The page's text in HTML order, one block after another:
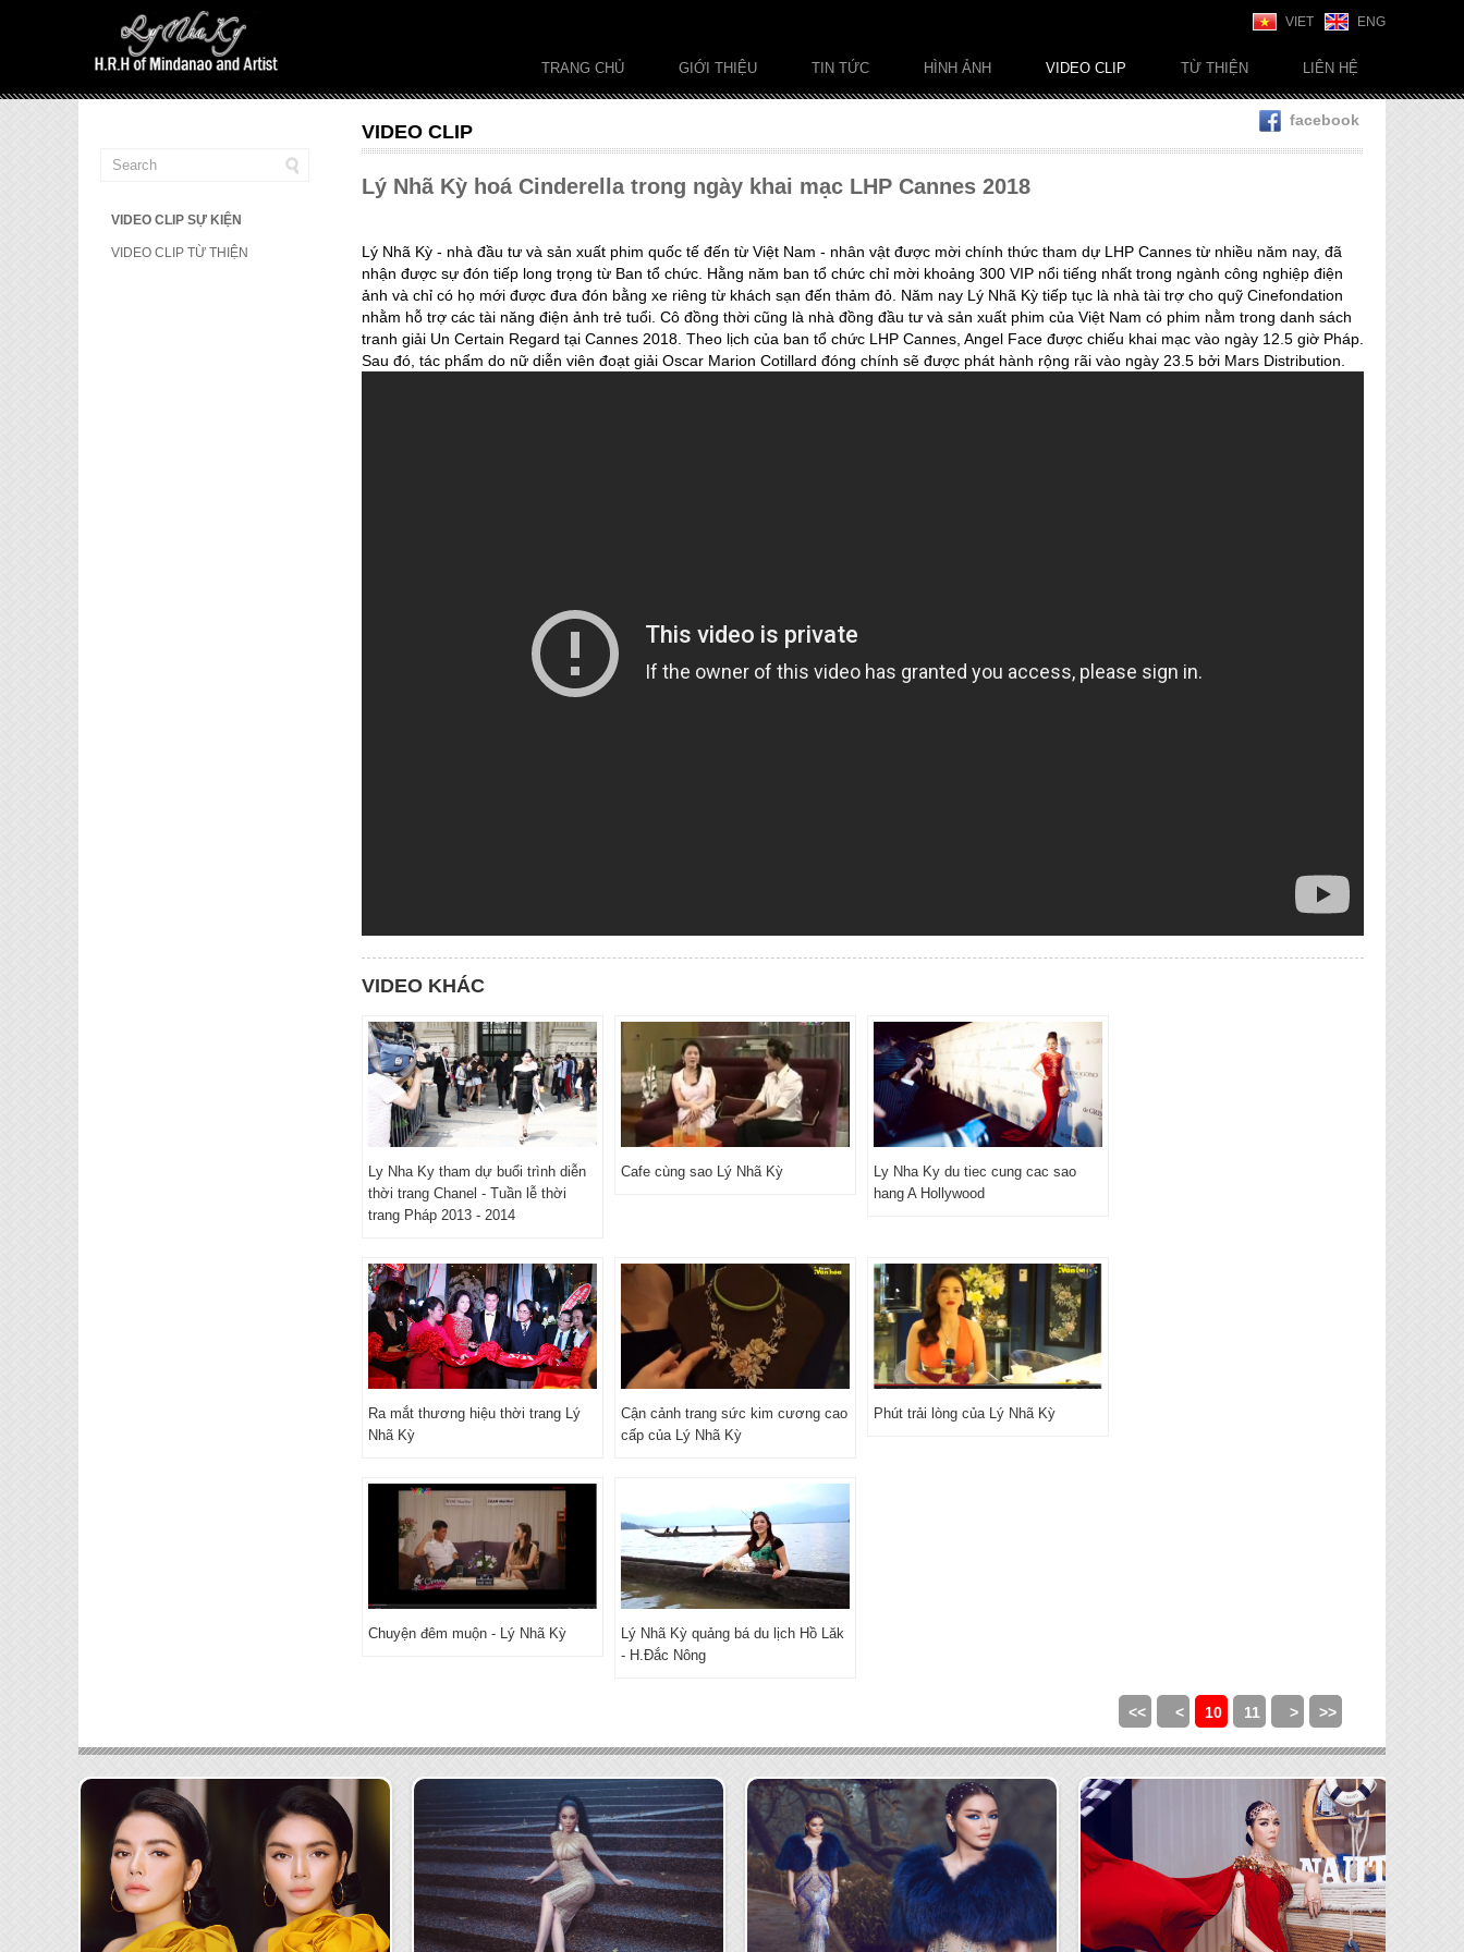
VIET ENG
TRANG CHỦ GIỚI THIỆU TIN TỨC HÌNH ẢNH VIDEO CLIP TỪ THIỆN LIÊN HỆ
facebook
VIDEO CLIP SỰ KIỆN
VIDEO CLIP TỪ THIỆN
VIDEO CLIP
Lý Nhã Kỳ hoá Cinderella trong ngày khai mạc LHP Cannes 2018
Lý Nhã Kỳ - nhà đầu tư và sản xuất phim quốc tế đến từ Việt Nam - nhân vật được mời chính thức tham dự LHP Cannes từ nhiều năm nay, đã
nhận được sự đón tiếp long trọng từ Ban tổ chức. Hằng năm ban tổ chức chỉ mời khoảng 300 VIP nổi tiếng nhất trong ngành công nghiệp điện
ảnh và chỉ có họ mới được đưa đón bằng xe riêng từ khách sạn đến thảm đỏ. Năm nay Lý Nhã Kỳ tiếp tục là nhà tài trợ cho quỹ Cinefondation
nhằm hỗ trợ các tài năng điện ảnh trẻ tuổi. Cô đồng thời cũng là nhà đồng đầu tư và sản xuất phim của Việt Nam có phim nằm trong danh sách
tranh giải Un Certain Regard tại Cannes 2018. Theo lịch của ban tổ chức LHP Cannes, Angel Face được chiếu khai mạc vào ngày 12.5 giờ Pháp.
Sau đó, tác phẩm do nữ diễn viên đoạt giải Oscar Marion Cotillard đóng chính sẽ được phát hành rộng rãi vào ngày 23.5 bởi Mars Distribution.
VIDEO KHÁC
Ly Nha Ky tham dự buổi trình diễn
thời trang Chanel - Tuần lễ thời
trang Pháp 2013 - 2014
Cafe cùng sao Lý Nhã Kỳ
Ly Nha Ky du tiec cung cac sao
hang A Hollywood
Ra mắt thương hiệu thời trang Lý
Nhã Kỳ
Cận cảnh trang sức kim cương cao
cấp của Lý Nhã Kỳ
Phút trải lòng của Lý Nhã Kỳ
Chuyện đêm muộn - Lý Nhã Kỳ
Lý Nhã Kỳ quảng bá du lịch Hồ Lăk
- H.Đắc Nông
<< < 10 11 > >>